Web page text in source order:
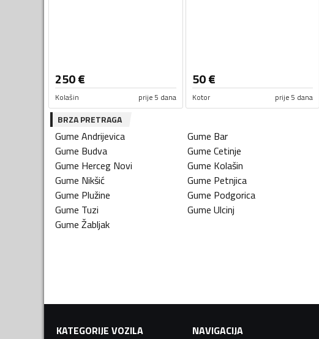
250€
Kolašin prije 5 dana
50€
Kotor prije 5 dana
BRZA PRETRAGA
Gume Andrijevica Gume Bar
Gume Budva Gume Cetinje
Gume Herceg Novi Gume Kolašin
Gume Nikšić Gume Petnjica
Gume Plužine Gume Podgorica
Gume Tuzi Gume Ulcinj
Gume Žabljak
KATEGORIJE VOZILA
NAVIGACIJA